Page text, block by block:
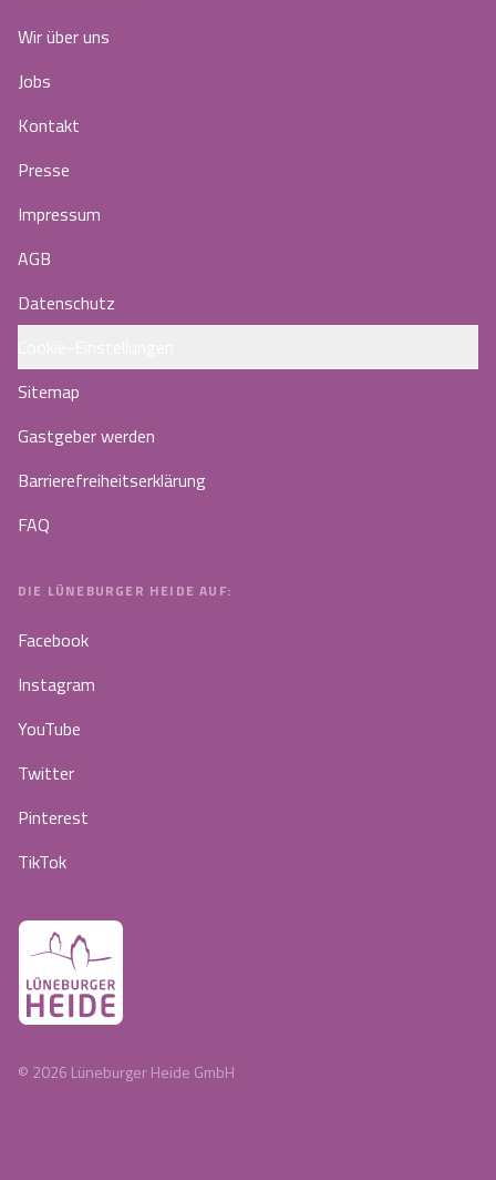
Wir über uns
Jobs
Kontakt
Presse
Impressum
AGB
Datenschutz
Sitemap
Gastgeber werden
Barrierefreiheitserklärung
FAQ
DIE LÜNEBURGER HEIDE AUF:
Facebook
Instagram
YouTube
Twitter
Pinterest
TikTok
© 2026 Lüneburger Heide GmbH